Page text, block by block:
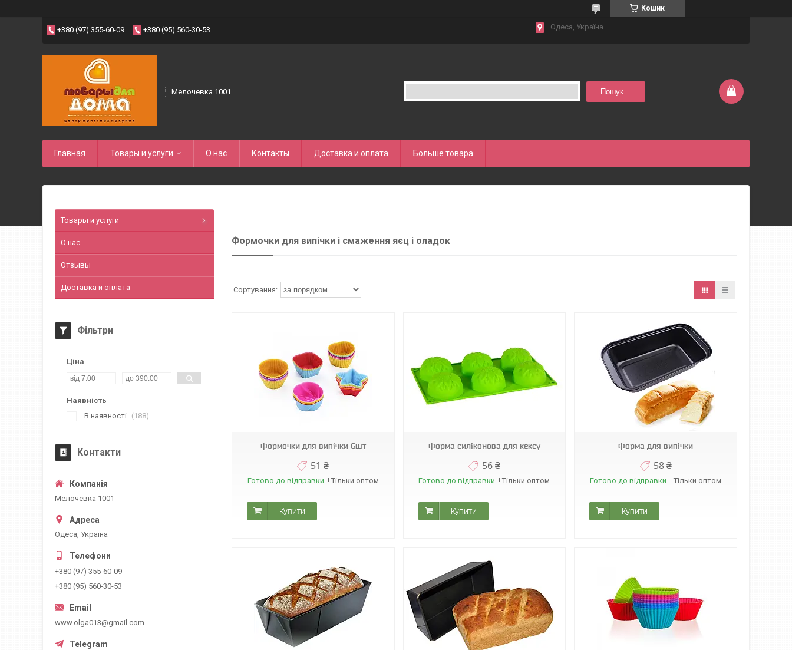
Кошик
+380 (97) 355-60-09 +380 (95) 560-30-53 Одеса, Україна
Мелочевка 1001 Пошук...
Главная Товары и услуги О нас Контакты Доставка и оплата Больше товара
Формочки для випічки і смаження яєц і оладок
Формочки для випічки 6шт
51 ₴
Готово до відправки Тільки оптом
Купити
Форма силіконова для кексу
56 ₴
Готово до відправки Тільки оптом
Купити
Форма для випічки
58 ₴
Готово до відправки Тільки оптом
Купити
А03411 А8933 А0558
Товары и услуги
О нас
Отзывы
Доставка и оплата
Фільтри
Ціна
Наявність
В наявності
188
Контакти
Мелочевка 1001
Одеса, Україна
+380 (97) 355-60-09
+380 (95) 560-30-53
www.olga013@gmail.com